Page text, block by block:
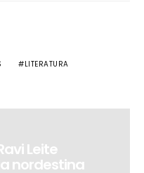
LITERATURA
Leite
nordestina